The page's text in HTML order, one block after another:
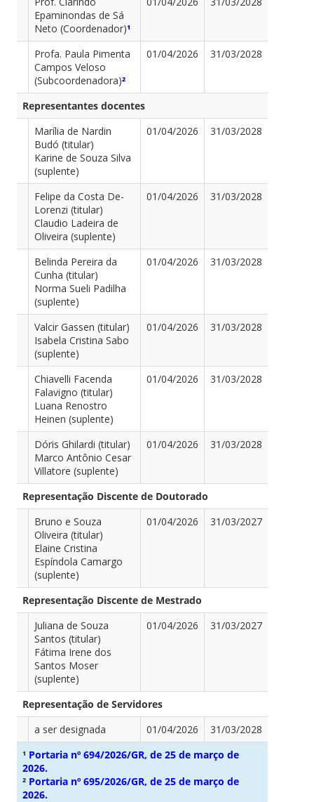
¹ Portaria nº 694/2026/GR, de 25 de março de
2026.
² Portaria nº 695/2026/GR, de 25 de março de
2026.
Epaminondas de Sá
Neto (Coordenador)¹
Profa. Paula Pimenta
Campos Veloso
(Subcoordenadora)²
01/04/2026 31/03/2028
Representantes docentes
Marília de Nardin
Budó (titular)
Karine de Souza Silva
(suplente)
01/04/2026 31/03/2028
Felipe da Costa De-
Lorenzi (titular)
Claudio Ladeira de
Oliveira (suplente)
01/04/2026 31/03/2028
Belinda Pereira da
Cunha (titular)
Norma Sueli Padilha
(suplente)
01/04/2026 31/03/2028
Valcir Gassen (titular)
Isabela Cristina Sabo
(suplente)
01/04/2026 31/03/2028
Chiavelli Facenda
Falavigno (titular)
Luana Renostro
Heinen (suplente)
01/04/2026 31/03/2028
Dóris Ghilardi (titular)
Marco Antônio Cesar
Villatore (suplente)
01/04/2026 31/03/2028
Representação Discente de Doutorado
Bruno e Souza
Oliveira (titular)
Elaine Cristina
Espíndola Camargo
(suplente)
01/04/2026 31/03/2027
Representação Discente de Mestrado
Juliana de Souza
Santos (titular)
Fátima Irene dos
Santos Moser
(suplente)
01/04/2026 31/03/2027
Representação de Servidores
a ser designada
01/04/2026 31/03/2028